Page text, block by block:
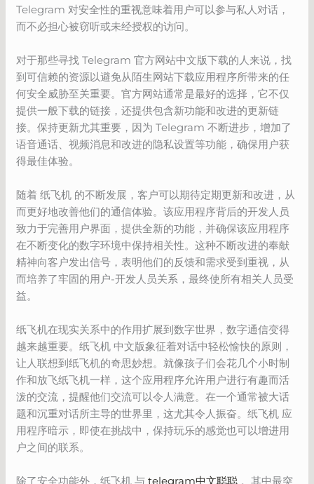
Telegram 对安全性的重视意味着用户可以参与私人对话，
而不必担心被窃听或未经授权的访问。
对于那些寻找 Telegram 官方网站中文版下载的人来说，找
到可信赖的资源以避免从陌生网站下载应用程序所带来的任
何安全威胁至关重要。官方网站通常是最好的选择，它不仅
提供一般下载的链接，还提供包含新功能和改进的更新链
接。保持更新尤其重要，因为 Telegram 不断进步，增加了
语音通话、视频消息和改进的隐私设置等功能，确保用户获
得最佳体验。
随着 纸飞机 的不断发展，客户可以期待定期更新和改进，从
而更好地改善他们的通信体验。该应用程序背后的开发人员
致力于完善用户界面，提供全新的功能，并确保该应用程序
在不断变化的数字环境中保持相关性。这种不断改进的奉献
精神向客户发出信号，表明他们的反馈和需求受到重视，从
而培养了牢固的用户-开发人员关系，最终使所有相关人员受
益。
纸飞机在现实关系中的作用扩展到数字世界，数字通信变得
越来越重要。纸飞机 中文版象征着对话中轻松愉快的原则，
让人联想到纸飞机的奇思妙想。就像孩子们会花几个小时制
作和放飞纸飞机一样，这个应用程序允许用户进行有趣而活
泼的交流，提醒他们交流可以令人满意。在一个通常被大话
题和沉重对话所主导的世界里，这尤其令人振奋。纸飞机 应
用程序暗示，即使在挑战中，保持玩乐的感觉也可以增进用
户之间的联系。
除了安全功能外，纸飞机 与telegram中文聪聪 。其中最突